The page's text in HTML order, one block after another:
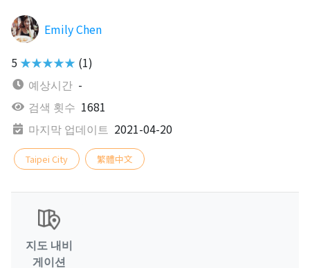
Emily Chen
5 ★★★★★ (1)
예상시간 -
검색 횟수 1681
마지막 업데이트 2021-04-20
Taipei City 繁體中文
지도 내비
게이션